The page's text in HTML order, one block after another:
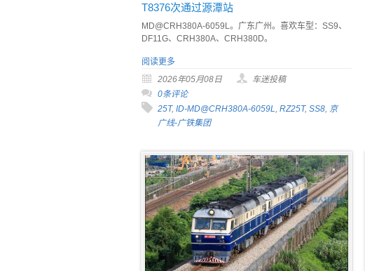
T8376次通过源潭站
MD@CRH380A-6059L。广东广州。喜欢车型：SS9、
DF11G、CRH380A、CRH380D。
阅读更多
2026年05月08日
车迷投稿
0条评论
25T, ID-MD@CRH380A-6059L, RZ25T, SS8, 京
广线-广铁集团